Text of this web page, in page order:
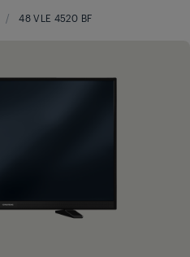
/ 48 VLE 4520 BF